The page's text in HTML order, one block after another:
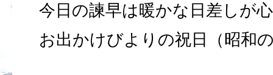
今日の諫早は暖かな日差しが
お出かけびよりの祝日（昭和